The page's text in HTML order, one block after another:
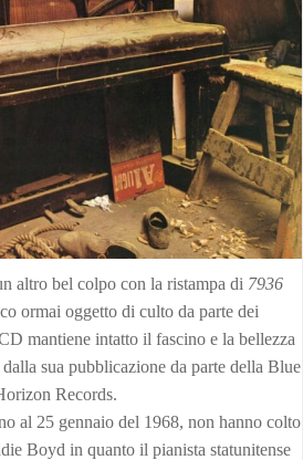
altro bel colpo con la ristampa di 7936
ormai oggetto di culto da parte dei
mantiene intatto il fascino e la bellezza
sua pubblicazione da parte della Blue
Records.
al 25 gennaio del 1968, non hanno colto
Boyd in quanto il pianista statunitense